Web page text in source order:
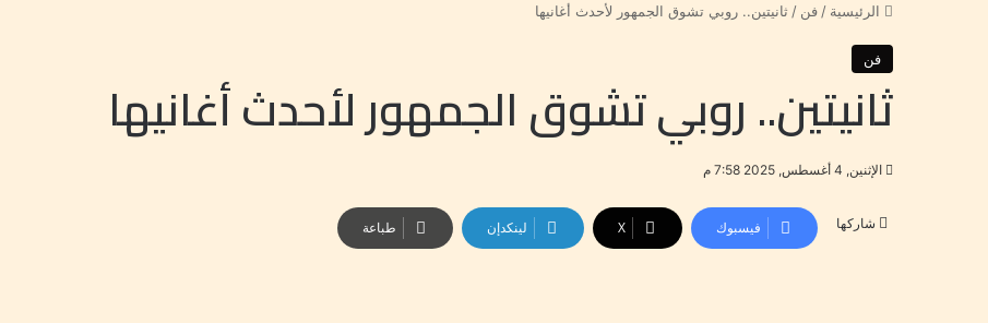
الرئيسية / فن / ثانيتين.. روبي تشوق الجمهور لأحدث أغانيها
فن
ثانيتين.. روبي تشوق الجمهور لأحدث أغانيها
الإثنين, 4 أغسطس, 2025 7:58 م
شاركها فيسبوك ‫X لينكدإن طباعة